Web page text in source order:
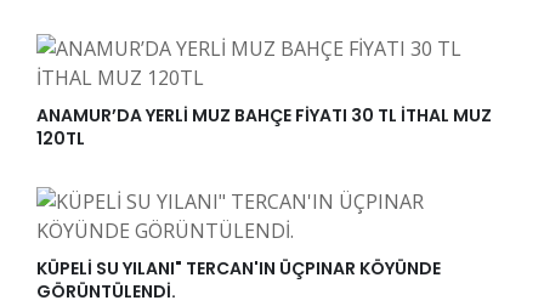
ANAMUR’DA YERLİ MUZ BAHÇE FİYATI 30 TL İTHAL MUZ
120TL
KÜPELİ SU YILANI" TERCAN'IN ÜÇPINAR KÖYÜNDE
GÖRÜNTÜLENDİ.